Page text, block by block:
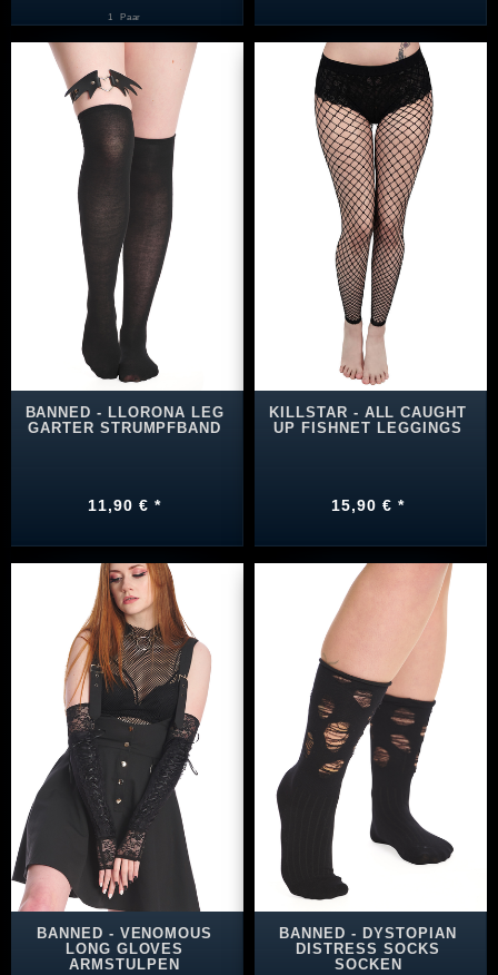
1 Paar
BANNED - LLORONA LEG
GARTER STRUMPFBAND
11,90 € *
KILLSTAR - ALL CAUGHT
UP FISHNET LEGGINGS
15,90 € *
BANNED - VENOMOUS
LONG GLOVES
ARMSTULPEN
BANNED - DYSTOPIAN
DISTRESS SOCKS
SOCKEN